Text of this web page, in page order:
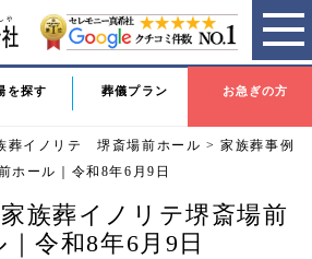
を探す 葬儀プラン お急ぎの方
葬イノリテ 堺斎場前ホール >家族葬事例
ホール｜令和8年6月9日
族葬イノリテ堺斎場前
令和8年6月9日